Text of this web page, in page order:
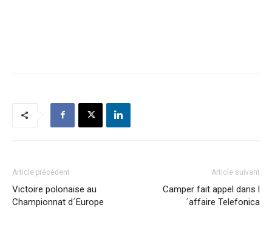
Article précédent
Victoire polonaise au
Championnat d´Europe
Article suivant
Camper fait appel dans l
´affaire Telefonica